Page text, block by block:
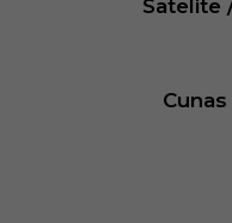
Satelite